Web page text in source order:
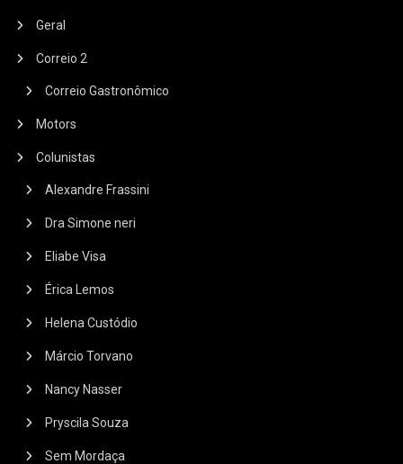
Geral
Correio 2
Correio Gastronômico
Motors
Colunistas
Alexandre Frassini
Dra Simone neri
Eliabe Visa
Érica Lemos
Helena Custódio
Márcio Torvano
Nancy Nasser
Pryscila Souza
Sem Mordaça